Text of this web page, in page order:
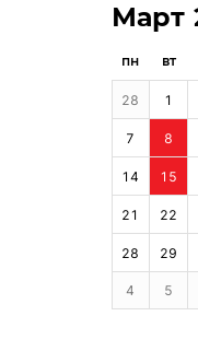
Март
пн вт
28 1
7 8
14 15
21 22
28 29
4 5